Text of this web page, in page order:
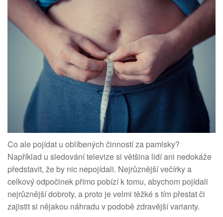
Co ale pojídat u oblíbených činností za pamlsky?
Například u sledování televize si většina lidí ani nedokáže
představit, že by nic nepojídali. Nejrůznější večírky a
celkový odpočinek přímo pobízí k tomu, abychom pojídali
nejrůznější dobroty, a proto je velmi těžké s tím přestat či
zajistit si nějakou náhradu v podobě zdravější varianty.